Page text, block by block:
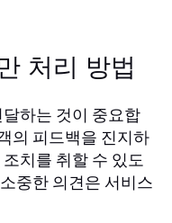
처리 방법
하는 것이 중요합
의 피드백을 진지하
치를 취할 수 있도
중한 의견은 서비스